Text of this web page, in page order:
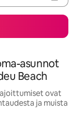
asunnot
Beach
ovat
ja muista